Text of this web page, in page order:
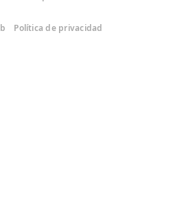
Política de privacidad